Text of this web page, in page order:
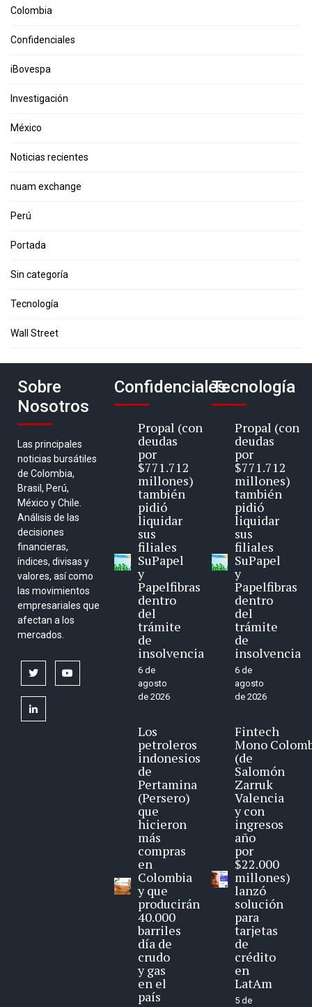
Colombia
Confidenciales
iBovespa
Investigación
México
Noticias recientes
nuam exchange
Perú
Portada
Sin categoría
Tecnología
Wall Street
Sobre
Nosotros
Las principales
noticias bursátiles
de Colombia,
Brasil, Perú,
México y Chile.
Análisis de las
decisiones
financieras,
índices, divisas y
valores, así como
las movimientos
empresariales que
afectan a los
mercados.
twitter
linkedin
Confidenciales
Propal (con
deudas
por
$771.712
millones)
también
pidió
liquidar
sus
filiales
SuPapel
y
Papelfibras
dentro
del
trámite
de
insolvencia
6 de
agosto
de 2026
Los
petroleros
indonesios
de
Pertamina
(Persero)
que
hicieron
más
compras
en
Colombia
y que
producirán
40.000
barriles
día de
crudo
y gas
en el
país
Tecnología
Propal (con
deudas
por
$771.712
millones)
también
pidió
liquidar
sus
filiales
SuPapel
y
Papelfibras
dentro
del
trámite
de
insolvencia
6 de
agosto
de 2026
Fintech
Mono
(de
Salomón
Zarruk
Valencia
y con
ingresos
año
por
$22.000
millones)
lanzó
solución
para
tarjetas
de
crédito
en
LatAm
5 de